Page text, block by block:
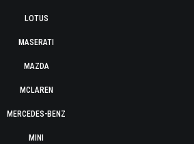
LOTUS
MASERATI
MAZDA
MCLAREN
MERCEDES-BENZ
MINI